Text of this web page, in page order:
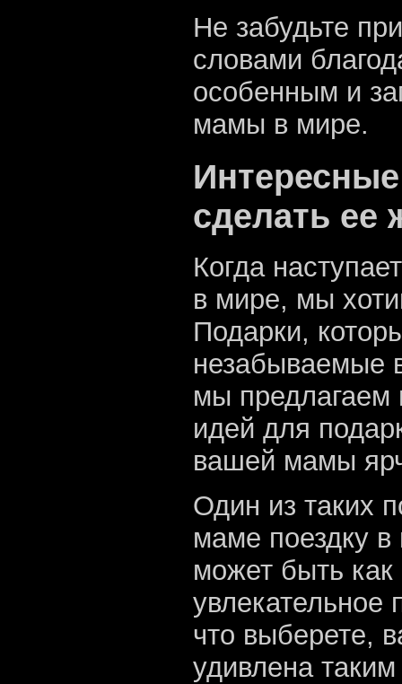
Не забудьте
словами
особенным и
мамы в мире.
сделать ее
Когда
в мире, мы
Подарки,
незабываемые
мы предлагаем
идей для
вашей мамы
Один из таких
маме поездку в
может быть как
увлекательное
что выберете,
удивлена